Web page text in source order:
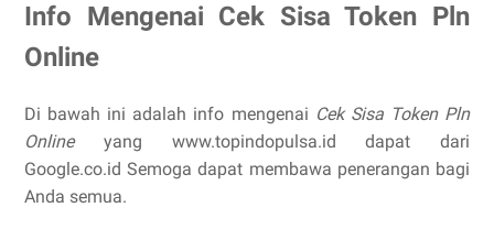
Info Mengenai Cek Sisa Token Pln
Online
Di bawah ini adalah info mengenai Cek Sisa Token Pln
Online yang www.topindopulsa.id dapat dari
Google.co.id Semoga dapat membawa penerangan bagi
Anda semua.